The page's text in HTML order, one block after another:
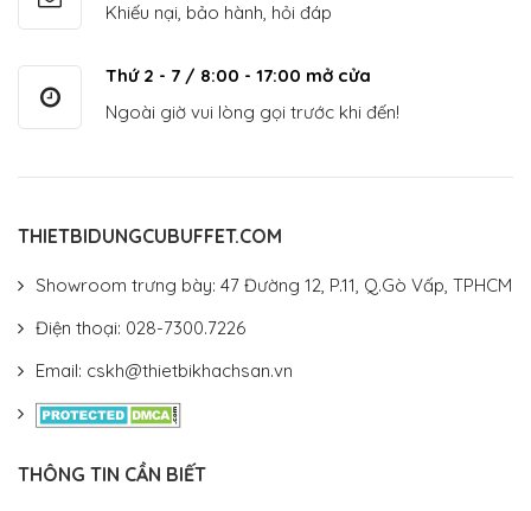
Khiếu nại, bảo hành, hỏi đáp
Thứ 2 - 7 / 8:00 - 17:00 mở cửa
Ngoài giờ vui lòng gọi trước khi đến!
THIETBIDUNGCUBUFFET.COM
Showroom trưng bày: 47 Đường 12, P.11, Q.Gò Vấp, TPHCM
Điện thoại: 028-7300.7226
Email: cskh@thietbikhachsan.vn
THÔNG TIN CẦN BIẾT